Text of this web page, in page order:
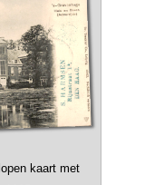
kaart met